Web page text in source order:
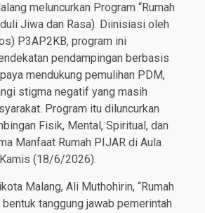
meluncurkan Program “Rumah
Jiwa dan Rasa). Diinisiasi oleh
P3AP2KB, program ini
pendampingan berbasis
mendukung pemulihan PDM,
stigma negatif yang masih
Program itu diluncurkan
Fisik, Mental, Spiritual, dan
Manfaat Rumah PIJAR di Aula
Kamis (18/6/2026).
Malang, Ali Muthohirin, “Rumah
bentuk tanggung jawab pemerintah